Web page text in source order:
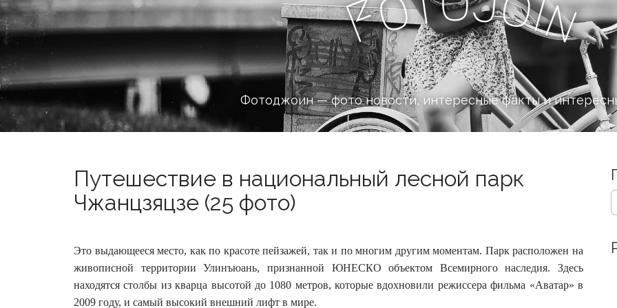
F i
n
Фотоджоин — фото новости, интересные факты и
Путешествие в национальный лесной парк
Чжанцзяцзе (25 фото)
Это выдающееся место, как по красоте пейзажей, так и по многим другим моментам. Парк расположен на
живописной территории Улинъюань, признанной ЮНЕСКО объектом Всемирного наследия. Здесь
находятся столбы из кварца высотой до 1080 метров, которые вдохновили режиссера фильма «Аватар» в
2009 году, и самый высокий внешний лифт в мире.
S
e
c